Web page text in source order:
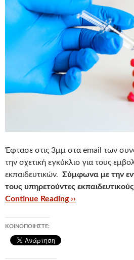
Έφτασε στις 3μμ στα email των
την σχετική εγκύκλιο για τους
εκπαιδευτικών. Σύμφωνα με την
τους υπηρετούντες
Continue Reading ››
ΚΟΙΝΟΠΟΙΉΣΤΕ: